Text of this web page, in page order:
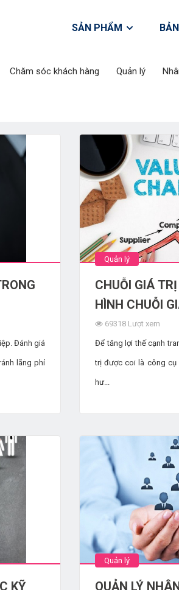
SẢN PHẨM
Chăm sóc khách hàng Quản lý
Đánh giá
lãng phí
Quản lý
CHUỖI GIÁ
HÌNH CHUỖI
HIỆU QUẢ?
69318 Lượt xem
Để tăng lợi thế cạnh
trị được coi là công cụ
hư...
KỸ
Quản lý
QUẢN LÝ